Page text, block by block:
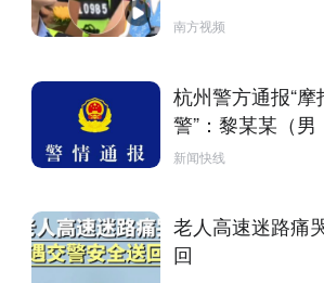
南方视频
杭州警方通报“
警”：黎某某（
事拘留
新闻快线
老人高速迷路痛
回